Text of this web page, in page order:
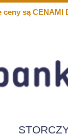
ceny są CENAMI